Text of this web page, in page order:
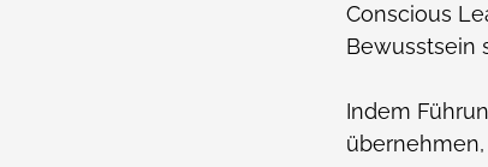
Conscious
Bewusstsein
Indem